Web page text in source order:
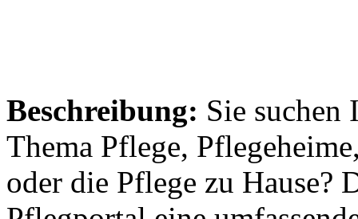
Beschreibung: Sie suchen
Thema Pflege,
oder die Pflege zu Hause?